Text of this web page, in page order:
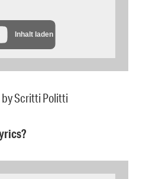
Inhalt laden
by Scritti Politti